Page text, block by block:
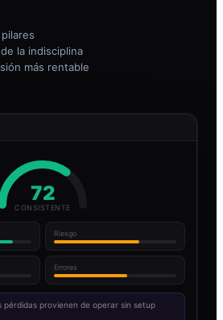
la indisciplina
más rentable
72
CONSISTENTE
Riesgo
Errores
pérdidas provienen de operar sin setup